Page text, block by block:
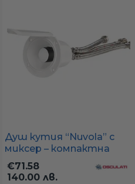
Душ кутия “Nuvola” с
миксер – компактна
(120×100 мм),
неръждаеми елементи
€71.58
140.00 лв.